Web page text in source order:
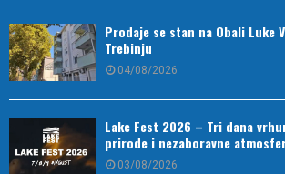
Prodaje se stan na Obali Luke
Trebinju
04/08/2026
Lake Fest 2026 – Tri dana
prirode i nezaboravne
03/08/2026